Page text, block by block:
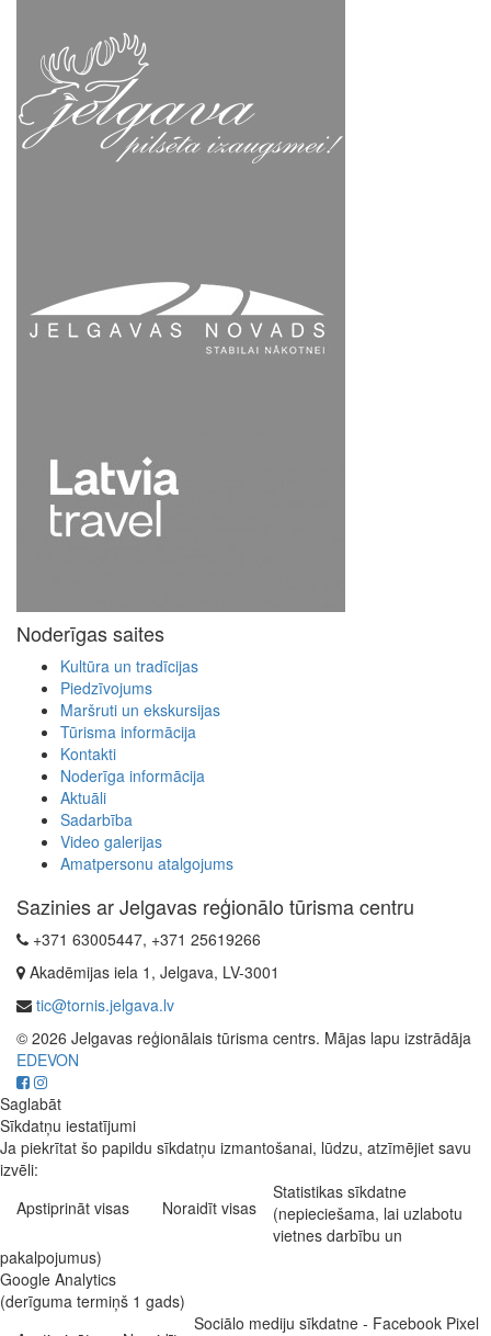
Noderīgas saites
Kultūra un tradīcijas
Piedzīvojums
Maršruti un ekskursijas
Tūrisma informācija
Kontakti
Noderīga informācija
Aktuāli
Sadarbība
Video galerijas
Amatpersonu atalgojums
Sazinies ar Jelgavas reģionālo tūrisma centru
+371 63005447, +371 25619266
Akadēmijas iela 1, Jelgava, LV-3001
tic@tornis.jelgava.lv
© 2026 Jelgavas reģionālais tūrisma centrs. Mājas lapu izstrādāja
EDEVON
Saglabāt
Sīkdatņu iestatījumi
Ja piekrītat šo papildu sīkdatņu izmantošanai, lūdzu, atzīmējiet savu
izvēli:
Apstiprināt visas
Noraidīt visas
Statistikas sīkdatne
(nepieciešama, lai uzlabotu
vietnes darbību un
pakalpojumus)
Google Analytics
(derīguma termiņš 1 gads)
Sociālo mediju sīkdatne - Facebook Pixel